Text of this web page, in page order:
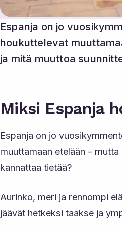
Espanja on jo
houkuttelevat
ja mitä muuttoa
Miksi Espanja
Espanja on jo
muuttamaan etelään –
kannattaa tietää?
Aurinko, meri ja rennompi
jäävät hetkeksi taakse ja